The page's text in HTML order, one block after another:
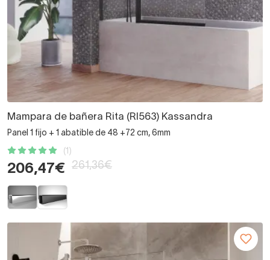
Mampara de bañera Rita (RI563) Kassandra
Panel 1 fijo + 1 abatible de 48 +72 cm, 6mm
(1)
206,47€ 261,36€